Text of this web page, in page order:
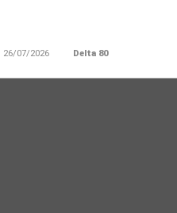
26/07/2026 Delta 80